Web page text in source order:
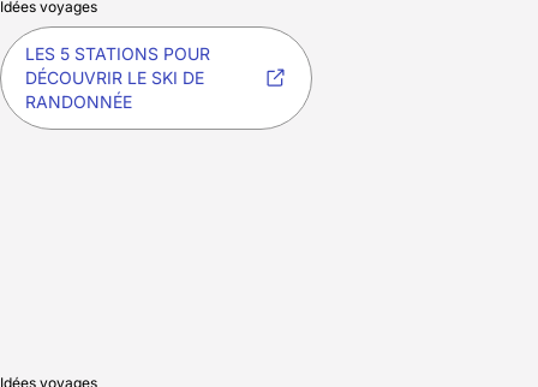
Idées voyages
LES 5 STATIONS POUR
DÉCOUVRIR LE SKI DE
RANDONNÉE
Idées voyages